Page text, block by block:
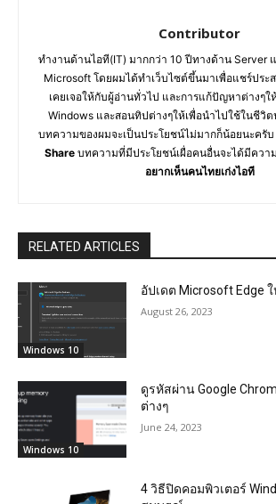
Contributor
ทำงานด้านไอที(IT) มากกว่า 10 ปีทางด้าน Server
Microsoft โดยผมได้ทำเว็บไซต์ขึ้นมาเพื่อแชร์ประ
เคยเจอให้กับผู้อ่านทั่วไป และการแก้ปัญหาต่างๆใ
Windows และสอนทิปต่างๆให้เพื่อนำไปใช้ในชีวิต
บทความของผมจะเป็นประโยชน์ไม่มากก็น้อยนะครับ
Share บทความที่มีประโยชน์เผื่อคนอื่นจะได้มีควา
อยากเห็นคนไทยเก่งไอที
RELATED ARTICLES
Windows 10
อัปเดต Microsoft Edge
August 26, 2023
Windows 10
ดูรหัสผ่าน Google
ต่างๆ
June 24, 2023
4 วิธีปิดคอมพิวเตอร์